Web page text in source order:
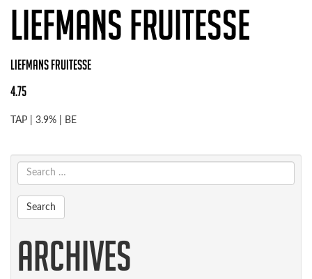
Liefmans Fruitesse
Liefmans Fruitesse
4.75
TAP | 3.9% | BE
Archives